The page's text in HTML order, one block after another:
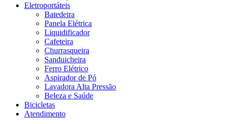
Eletroportáteis
Batedeira
Panela Elétrica
Liquidificador
Cafeteira
Churrasqueira
Sanduicheira
Ferro Elétrico
Aspirador de Pó
Lavadora Alta Pressão
Beleza e Saúde
Bicicletas
Atendimento